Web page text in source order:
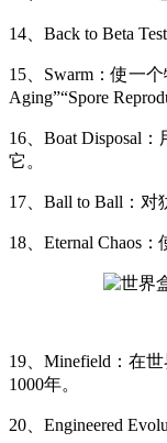
14、Back to Beta
15、Swarm：使一
Aging”“Spore
16、Boat Disposal
它。
17、Ball to Ball：对
18、Eternal Chaos
19、Minefield：在
1000年。
20、Engineered